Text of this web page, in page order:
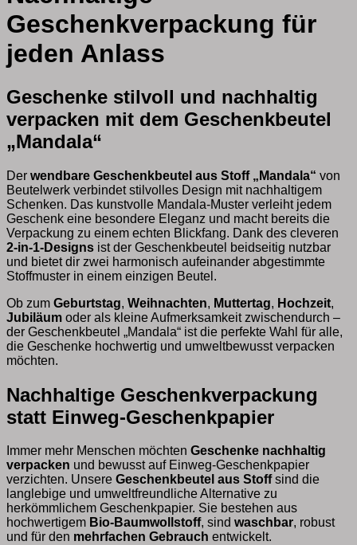
Geschenkverpackung für
jeden Anlass
Geschenke stilvoll und nachhaltig
verpacken mit dem Geschenkbeutel
„Mandala“
Der wendbare Geschenkbeutel aus Stoff „Mandala“ von
Beutelwerk verbindet stilvolles Design mit nachhaltigem
Schenken. Das kunstvolle Mandala-Muster verleiht jedem
Geschenk eine besondere Eleganz und macht bereits die
Verpackung zu einem echten Blickfang. Dank des cleveren
2-in-1-Designs ist der Geschenkbeutel beidseitig nutzbar
und bietet dir zwei harmonisch aufeinander abgestimmte
Stoffmuster in einem einzigen Beutel.
Ob zum Geburtstag, Weihnachten, Muttertag, Hochzeit,
Jubiläum oder als kleine Aufmerksamkeit zwischendurch –
der Geschenkbeutel „Mandala“ ist die perfekte Wahl für alle,
die Geschenke hochwertig und umweltbewusst verpacken
möchten.
Nachhaltige Geschenkverpackung
statt Einweg-Geschenkpapier
Immer mehr Menschen möchten Geschenke nachhaltig
verpacken und bewusst auf Einweg-Geschenkpapier
verzichten. Unsere Geschenkbeutel aus Stoffsind die
langlebige und umweltfreundliche Alternative zu
herkömmlichem Geschenkpapier. Sie bestehen aus
hochwertigem Bio-Baumwollstoff, sind waschbar, robust
und für den mehrfachen Gebrauch entwickelt.